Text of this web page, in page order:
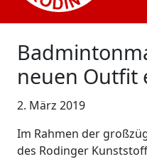
neuen Outfit
2. März 2019
Im Rahmen der
des Rodinger